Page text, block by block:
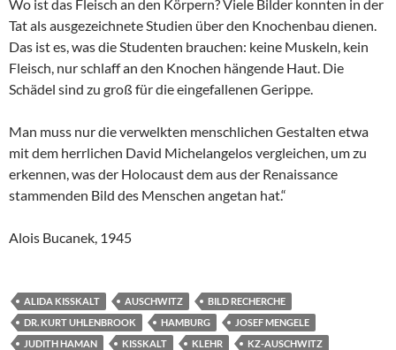
Wo ist das Fleisch an den Körpern? Viele Bilder konnten in der
Tat als ausgezeichnete Studien über den Knochenbau dienen.
Das ist es, was die Studenten brauchen: keine Muskeln, kein
Fleisch, nur schlaff an den Knochen hängende Haut. Die
Schädel sind zu groß für die eingefallenen Gerippe.
Man muss nur die verwelkten menschlichen Gestalten etwa
mit dem herrlichen David Michelangelos vergleichen, um zu
erkennen, was der Holocaust dem aus der Renaissance
stammenden Bild des Menschen angetan hat.“
Alois Bucanek, 1945
ALIDA KISSKALT AUSCHWITZ
BILD RECHERCHE
DR. KURT UHLENBROOK
HAMBURG
JOSEF MENGELE
JUDITH HAMAN
KISSKALT KLEHR
KZ-AUSCHWITZ